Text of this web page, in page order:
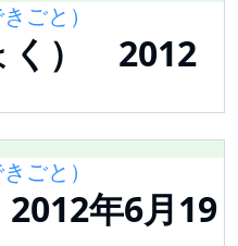
ごと）
く） 2012
ごと）
年6月19